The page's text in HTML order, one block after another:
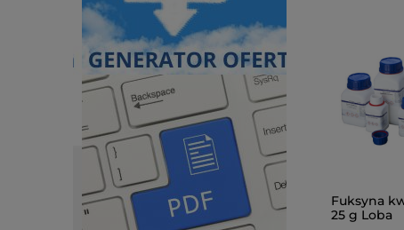
Fuksyna
25 g Loba